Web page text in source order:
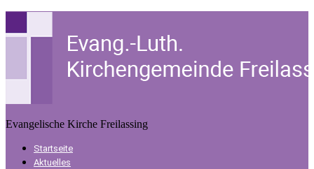
Evangelische Kirche Freilassing
Startseite
Aktuelles